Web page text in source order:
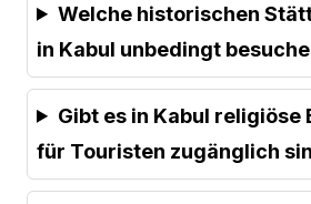
Welche historischen
in Kabul unbedingt
Gibt es in Kabul religiöse
für Touristen zugänglich